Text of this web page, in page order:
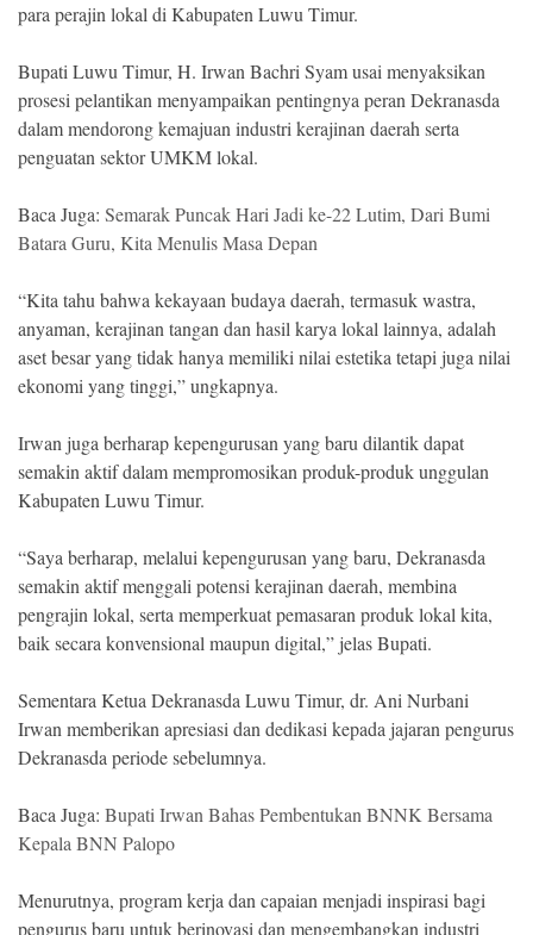
para perajin lokal di Kabupaten Luwu Timur.
Bupati Luwu Timur, H. Irwan Bachri Syam usai menyaksikan
prosesi pelantikan menyampaikan pentingnya peran Dekranasda
dalam mendorong kemajuan industri kerajinan daerah serta
penguatan sektor UMKM lokal.
Baca Juga: Semarak Puncak Hari Jadi ke-22 Lutim, Dari Bumi
Batara Guru, Kita Menulis Masa Depan
“Kita tahu bahwa kekayaan budaya daerah, termasuk wastra,
anyaman, kerajinan tangan dan hasil karya lokal lainnya, adalah
aset besar yang tidak hanya memiliki nilai estetika tetapi juga nilai
ekonomi yang tinggi,” ungkapnya.
Irwan juga berharap kepengurusan yang baru dilantik dapat
semakin aktif dalam mempromosikan produk-produk unggulan
Kabupaten Luwu Timur.
“Saya berharap, melalui kepengurusan yang baru, Dekranasda
semakin aktif menggali potensi kerajinan daerah, membina
pengrajin lokal, serta memperkuat pemasaran produk lokal kita,
baik secara konvensional maupun digital,” jelas Bupati.
Sementara Ketua Dekranasda Luwu Timur, dr. Ani Nurbani
Irwan memberikan apresiasi dan dedikasi kepada jajaran pengurus
Dekranasda periode sebelumnya.
Baca Juga: Bupati Irwan Bahas Pembentukan BNNK Bersama
Kepala BNN Palopo
Menurutnya, program kerja dan capaian menjadi inspirasi bagi
pengurus baru untuk berinovasi dan mengembangkan industri